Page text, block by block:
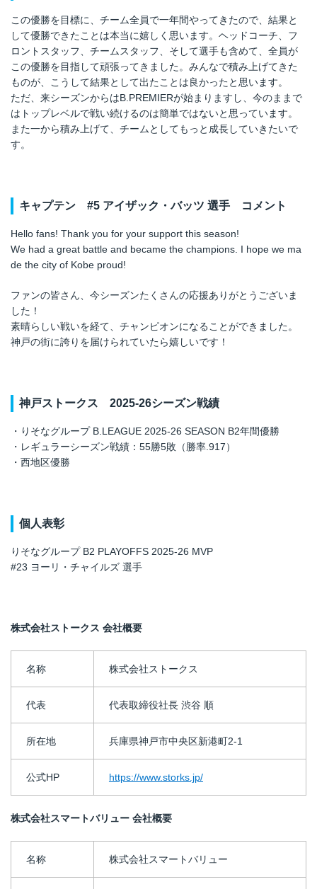
この優勝を目標に、チーム全員で一年間やってきたので、結果と
して優勝できたことは本当に嬉しく思います。ヘッドコーチ、フ
ロントスタッフ、チームスタッフ、そして選手も含めて、全員が
この優勝を目指して頑張ってきました。みんなで積み上げてきた
ものが、こうして結果として出たことは良かったと思います。
ただ、来シーズンからはB.PREMIERが始まりますし、今のままで
はトップレベルで戦い続けるのは簡単ではないと思っています。
また一から積み上げて、チームとしてもっと成長していきたいで
す。
キャプテン #5 アイザック・バッツ 選手 コメント
Hello fans! Thank you for your support this season!
We had a great battle and became the champions. I hope we ma
de the city of Kobe proud!
ファンの皆さん、今シーズンたくさんの応援ありがとうございま
した！
素晴らしい戦いを経て、チャンピオンになることができました。
神戸の街に誇りを届けられていたら嬉しいです！
神戸ストークス 2025-26シーズン戦績
・りそなグループ B.LEAGUE 2025-26 SEASON B2年間優勝
・レギュラーシーズン戦績：55勝5敗（勝率.917）
・西地区優勝
個人表彰
りそなグループ B2 PLAYOFFS 2025-26 MVP
#23 ヨーリ・チャイルズ 選手
株式会社ストークス 会社概要
名称 株式会社ストークス
代表 代表取締役社長 渋谷 順
所在地 兵庫県神戸市中央区新港町2-1
公式HP https://www.storks.jp/
株式会社スマートバリュー 会社概要
名称 株式会社スマートバリュー